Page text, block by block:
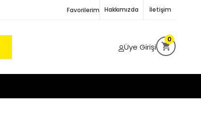
Favorilerim Hakkımızda İletişim
Üye Girişi
0